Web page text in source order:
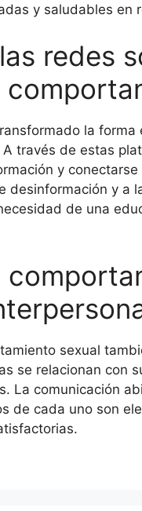
y saludables en
redes
la
través de estas
y
desinformación y a
de una
sexual
se relacionan con
La comunicación
de cada uno son